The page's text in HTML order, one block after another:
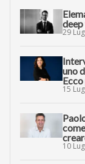
29
uno
Ecco
15
10